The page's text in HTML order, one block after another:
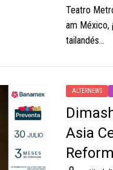
Teatro
am México,
tailandés...
ALTERNEWS
Asia